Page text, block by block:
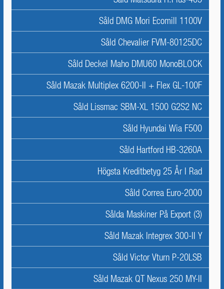
Såld DMG Mori Ecomill 1100V
Såld Chevalier FVM-80125DC
Såld Deckel Maho DMU60 MonoBLOCK
Såld Mazak Multiplex 6200-II + Flex GL-100F
Såld Lissmac SBM-XL 1500 G2S2 NC
Såld Hyundai Wia F500
Såld Hartford HB-3260A
Högsta Kreditbetyg 25 År I Rad
Såld Correa Euro-2000
Sålda Maskiner På Export (3)
Såld Mazak Integrex 300-II Y
Såld Victor Vturn P-20LSB
Såld Mazak QT Nexus 250 MY-II